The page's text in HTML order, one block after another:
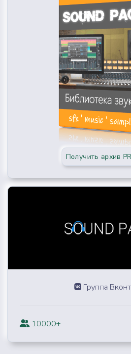
Получить архив
Группа
10000+